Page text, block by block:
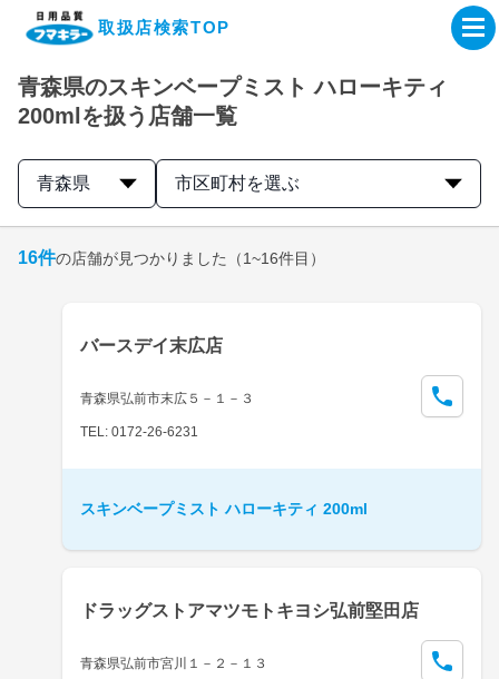
取扱店検索TOP
企業・IR情報サイト
製品情報サイト
取扱店検索はこちら
青森県のスキンベープミスト ハローキティ
200mlを扱う店舗一覧
青森県 市区町村を選ぶ
16件の店舗が見つかりました （1~16件目）
バースデイ末広店
青森県弘前市末広５－１－３
TEL: 0172-26-6231
スキンベープミスト ハローキティ 200ml
ドラッグストアマツモトキヨシ弘前堅田店
青森県弘前市宮川１－２－１３